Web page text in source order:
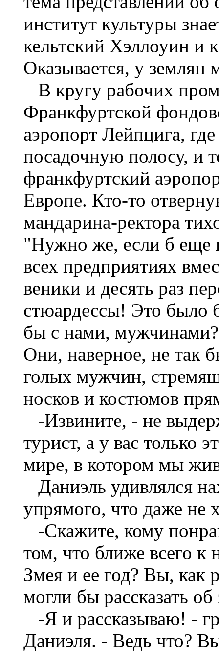
институт культуры
кельтский Хэллоуин и
Оказывается, у землян
В кругу рабочих
Франкфуртской
аэропорт Лейпцига,
посадочную полосу, и
франкфуртский
Европе. Кто-то
мандарина-ректора
"Нужно же, если б еще
всех предприятиях
веники и десять раз
стюардессы! Это было
бы с нами,
Они, наверное, не так
голых мужчин,
носков и костюмов
-Извините, - не
турист, а у вас только
мире, в котором мы
Даниэль удивлялся
упрямого, что даже не
-Скажите, кому
том, что ближе всего к
Змея и ее год? Вы, как
могли бы рассказать об
-Я и рассказываю! -
Даниэля. - Ведь что?